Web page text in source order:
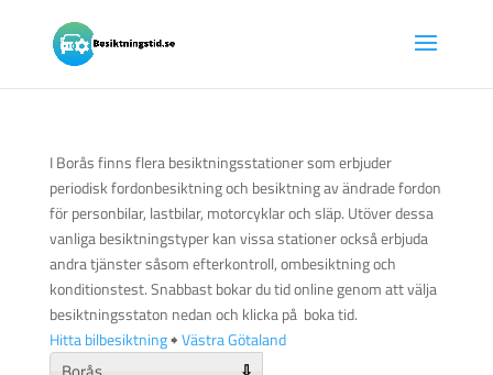
I Borås finns flera besiktningsstationer som erbjuder
periodisk fordonbesiktning och besiktning av ändrade fordon
för personbilar, lastbilar, motorcyklar och släp. Utöver dessa
vanliga besiktningstyper kan vissa stationer också erbjuda
andra tjänster såsom efterkontroll, ombesiktning och
konditionstest. Snabbast bokar du tid online genom att välja
besiktningsstaton nedan och klicka på boka tid.
Hitta bilbesiktning🠺Västra Götaland
⇩